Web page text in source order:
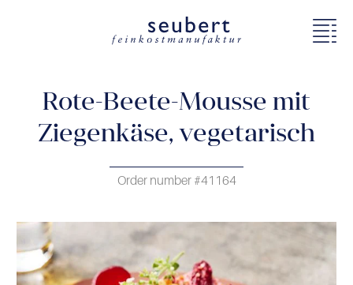
Rote-Beete-Mousse mit
Ziegenkäse, vegetarisch
Order number #41164